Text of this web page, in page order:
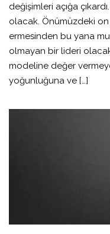
değişimleri açığa
olacak. Önümüzdeki on
ermesinden bu yana
olmayan bir lideri
modeline değer
yoğunluğuna ve […]